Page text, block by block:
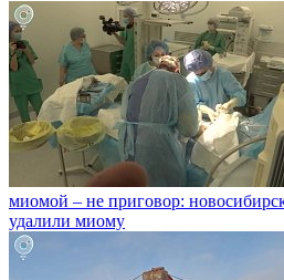
миомой – не приговор:
удалили миому